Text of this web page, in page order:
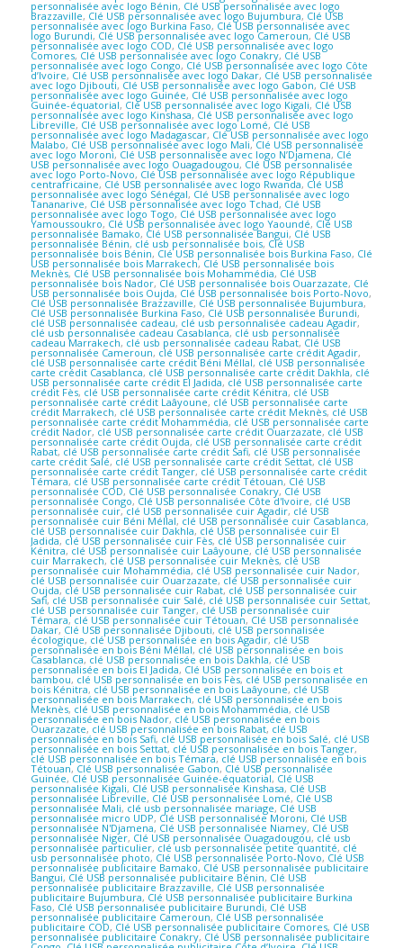
personnalisée avec logo Bénin, Clé USB personnalisée avec logo
Brazzaville, Clé USB personnalisée avec logo Bujumbura, Clé USB
personnalisée avec logo Burkina Faso, Clé USB personnalisée avec
logo Burundi, Clé USB personnalisée avec logo Cameroun, Clé USB
personnalisée avec logo COD, Clé USB personnalisée avec logo
Comores, Clé USB personnalisée avec logo Conakry, Clé USB
personnalisée avec logo Congo, Clé USB personnalisée avec logo Côte
d’Ivoire, Clé USB personnalisée avec logo Dakar, Clé USB personnalisée
avec logo Djibouti, Clé USB personnalisée avec logo Gabon, Clé USB
personnalisée avec logo Guinée, Clé USB personnalisée avec logo
Guinée-équatorial, Clé USB personnalisée avec logo Kigali, Clé USB
personnalisée avec logo Kinshasa, Clé USB personnalisée avec logo
Libreville, Clé USB personnalisée avec logo Lomé, Clé USB
personnalisée avec logo Madagascar, Clé USB personnalisée avec logo
Malabo, Clé USB personnalisée avec logo Mali, Clé USB personnalisée
avec logo Moroni, Clé USB personnalisée avec logo N’Djamena, Clé
USB personnalisée avec logo Ouagadougou, Clé USB personnalisée
avec logo Porto-Novo, Clé USB personnalisée avec logo République
centrafricaine, Clé USB personnalisée avec logo Rwanda, Clé USB
personnalisée avec logo Sénégal, Clé USB personnalisée avec logo
Tananarive, Clé USB personnalisée avec logo Tchad, Clé USB
personnalisée avec logo Togo, Clé USB personnalisée avec logo
Yamoussoukro, Clé USB personnalisée avec logo Yaoundé, Clé USB
personnalisée Bamako, Clé USB personnalisée Bangui, Clé USB
personnalisée Bénin, clé usb personnalisée bois, Clé USB
personnalisée bois Bénin, Clé USB personnalisée bois Burkina Faso, Clé
USB personnalisée bois Marrakech, Clé USB personnalisée bois
Meknès, Clé USB personnalisée bois Mohammédia, Clé USB
personnalisée bois Nador, Clé USB personnalisée bois Ouarzazate, Clé
USB personnalisée bois Oujda, Clé USB personnalisée bois Porto-Novo,
Clé USB personnalisée Brazzaville, Clé USB personnalisée Bujumbura,
Clé USB personnalisée Burkina Faso, Clé USB personnalisée Burundi,
clé USB personnalisée cadeau, clé usb personnalisée cadeau Agadir,
clé usb personnalisée cadeau Casablanca, clé usb personnalisée
cadeau Marrakech, clé usb personnalisée cadeau Rabat, Clé USB
personnalisée Cameroun, clé USB personnalisée carte crédit Agadir,
clé USB personnalisée carte crédit Béni Méllal, clé USB personnalisée
carte crédit Casablanca, clé USB personnalisée carte crédit Dakhla, clé
USB personnalisée carte crédit El Jadida, clé USB personnalisée carte
crédit Fès, clé USB personnalisée carte crédit Kénitra, clé USB
personnalisée carte crédit Laâyoune, clé USB personnalisée carte
crédit Marrakech, clé USB personnalisée carte crédit Meknès, clé USB
personnalisée carte crédit Mohammédia, clé USB personnalisée carte
crédit Nador, clé USB personnalisée carte crédit Ouarzazate, clé USB
personnalisée carte crédit Oujda, clé USB personnalisée carte crédit
Rabat, clé USB personnalisée carte crédit Safi, clé USB personnalisée
carte crédit Salé, clé USB personnalisée carte crédit Settat, clé USB
personnalisée carte crédit Tanger, clé USB personnalisée carte crédit
Témara, clé USB personnalisée carte crédit Tétouan, Clé USB
personnalisée COD, Clé USB personnalisée Conakry, Clé USB
personnalisée Congo, Clé USB personnalisée Côte d'Ivoire, clé USB
personnalisée cuir,clé USB personnalisée cuir Agadir, clé USB
personnalisée cuir Béni Méllal, clé USB personnalisée cuir Casablanca,
clé USB personnalisée cuir Dakhla, clé USB personnalisée cuir El
Jadida, clé USB personnalisée cuir Fès, clé USB personnalisée cuir
Kénitra, clé USB personnalisée cuir Laâyoune, clé USB personnalisée
cuir Marrakech, clé USB personnalisée cuir Meknès, clé USB
personnalisée cuir Mohammédia, clé USB personnalisée cuir Nador,
clé USB personnalisée cuir Ouarzazate, clé USB personnalisée cuir
Oujda, clé USB personnalisée cuir Rabat, clé USB personnalisée cuir
Safi, clé USB personnalisée cuir Salé, clé USB personnalisée cuir Settat,
clé USB personnalisée cuir Tanger, clé USB personnalisée cuir
Témara, clé USB personnalisée cuir Tétouan, Clé USB personnalisée
Dakar, Clé USB personnalisée Djibouti, clé USB personnalisée
écologique, clé USB personnalisée en bois Agadir, clé USB
personnalisée en bois Béni Méllal, clé USB personnalisée en bois
Casablanca, clé USB personnalisée en bois Dakhla, clé USB
personnalisée en bois El Jadida, Clé USB personnalisée en bois et
bambou, clé USB personnalisée en bois Fès, clé USB personnalisée en
bois Kénitra, clé USB personnalisée en bois Laâyoune, clé USB
personnalisée en bois Marrakech, clé USB personnalisée en bois
Meknès, clé USB personnalisée en bois Mohammédia, clé USB
personnalisée en bois Nador, clé USB personnalisée en bois
Ouarzazate, clé USB personnalisée en bois Rabat, clé USB
personnalisée en bois Safi, clé USB personnalisée en bois Salé, clé USB
personnalisée en bois Settat, clé USB personnalisée en bois Tanger,
clé USB personnalisée en bois Témara, clé USB personnalisée en bois
Tétouan, Clé USB personnalisée Gabon, Clé USB personnalisée
Guinée, Clé USB personnalisée Guinée-équatorial, Clé USB
personnalisée Kigali, Clé USB personnalisée Kinshasa, Clé USB
personnalisée Libreville, Clé USB personnalisée Lomé, Clé USB
personnalisée Mali, clé usb personnalisée mariage, Clé USB
personnalisée micro UDP, Clé USB personnalisée Moroni, Clé USB
personnalisée N'Djamena, Clé USB personnalisée Niamey, Clé USB
personnalisée Niger, Clé USB personnalisée Ouagadougou, clé usb
personnalisée particulier, clé usb personnalisée petite quantité, clé
usb personnalisée photo, Clé USB personnalisée Porto-Novo, Clé USB
personnalisée publicitaire Bamako, Clé USB personnalisée publicitaire
Bangui, Clé USB personnalisée publicitaire Bénin, Clé USB
personnalisée publicitaire Brazzaville, Clé USB personnalisée
publicitaire Bujumbura, Clé USB personnalisée publicitaire Burkina
Faso, Clé USB personnalisée publicitaire Burundi, Clé USB
personnalisée publicitaire Cameroun, Clé USB personnalisée
publicitaire COD, Clé USB personnalisée publicitaire Comores, Clé USB
personnalisée publicitaire Conakry, Clé USB personnalisée publicitaire